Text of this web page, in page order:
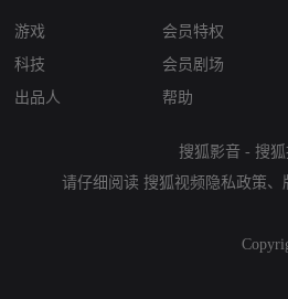
游戏
科技
出品人
会员特权
会员剧场
帮助
搜狐影音 - 搜
请仔细阅读 搜狐视频隐私政策、